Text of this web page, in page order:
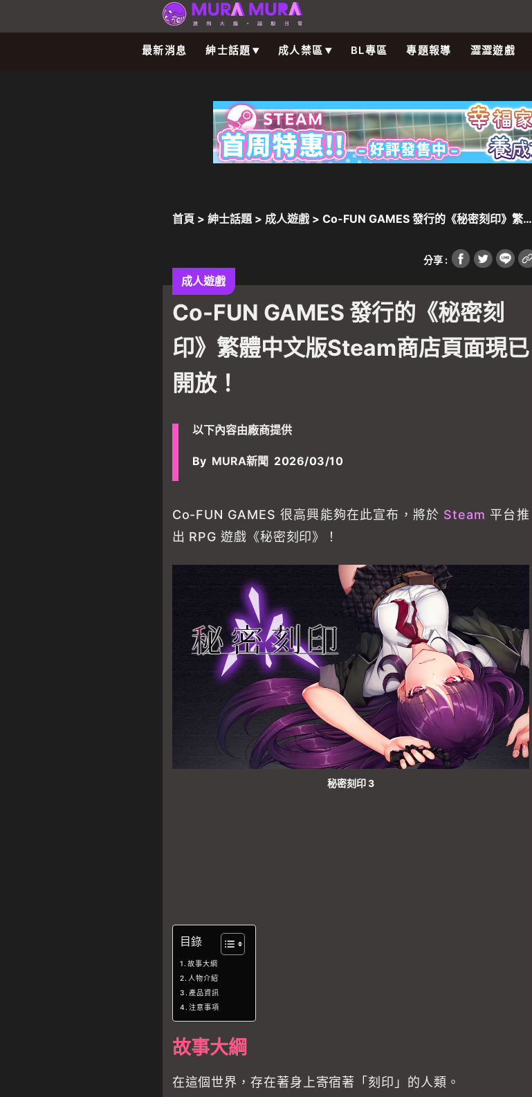
最新消息 紳士話題 成人禁區 BL專區 專題報導 澀澀遊戲
首頁 > 紳士話題> 成人遊戲> Co-FUN GAMES 發行的《秘密刻印》繁體
分享 :
成人遊戲
Co-FUN GAMES 發行的《秘密刻
印》繁體中文版Steam商店頁面現已
開放！
以下內容由廠商提供
By MURA新聞 2026/03/10
Co-FUN GAMES 很高興能夠在此宣布，將於 Steam 平台推
出 RPG 遊戲《秘密刻印》！
秘密刻印 3
目錄
故事大綱
人物介紹
產品資訊
注意事項
故事大綱
在這個世界，存在著身上寄宿著「刻印」的人類。